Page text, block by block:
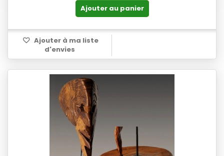
Ajouter au panier
Ajouter à ma liste
d'envies